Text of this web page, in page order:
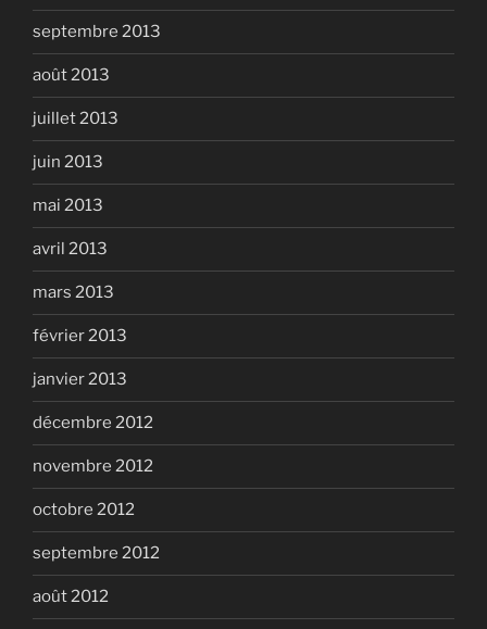
septembre 2013
août 2013
juillet 2013
juin 2013
mai 2013
avril 2013
mars 2013
février 2013
janvier 2013
décembre 2012
novembre 2012
octobre 2012
septembre 2012
août 2012